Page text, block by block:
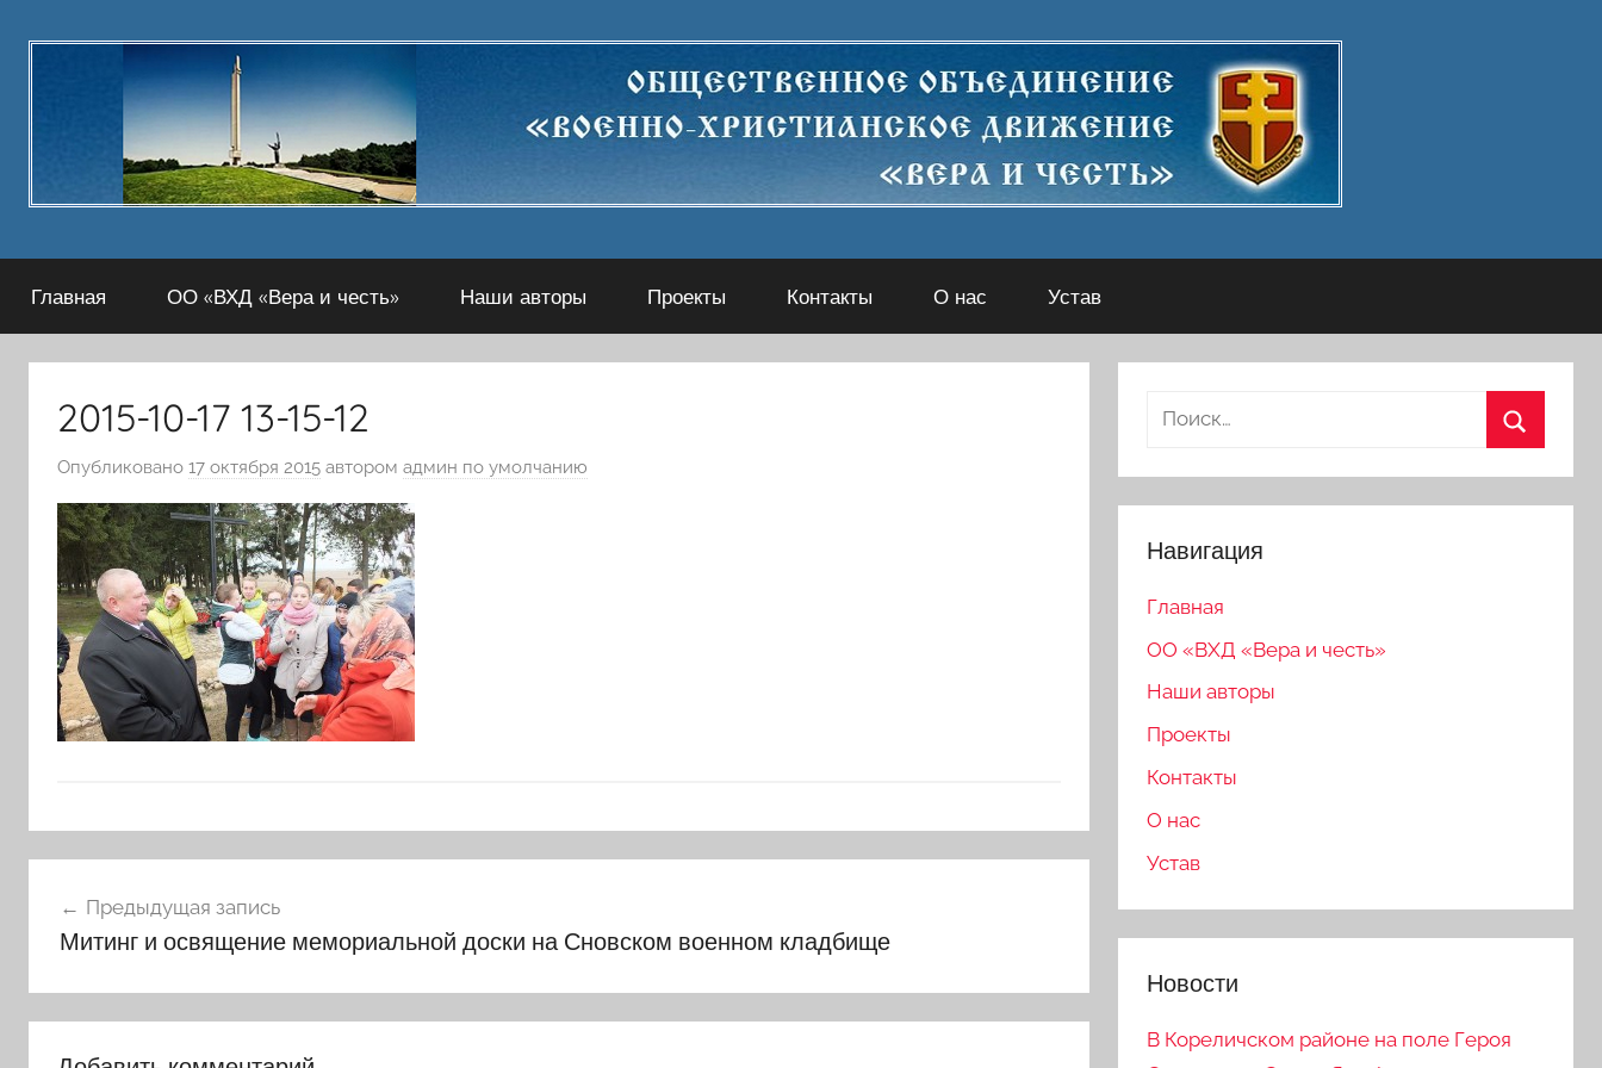
содержимому
Главная ОО «ВХД «Вера и честь» Наши авторы Проекты Контакты О нас Устав
2015-10-17 13-15-12
Опубликовано 17 октября 2015 автором админ по умолчанию
по
Предыдущая запись
Митинг и освящение мемориальной доски на Сновском военном кладбище
Найти:
Навигация
Главная
ОО «ВХД «Вера и честь»
Наши авторы
Проекты
Контакты
О нас
Устав
Новости
В Кореличском районе на поле Героя